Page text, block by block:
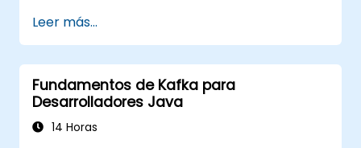
comunes en producción.
Leer más...
Fundamentos de Kafka para
Desarrolladores Java
14 Horas